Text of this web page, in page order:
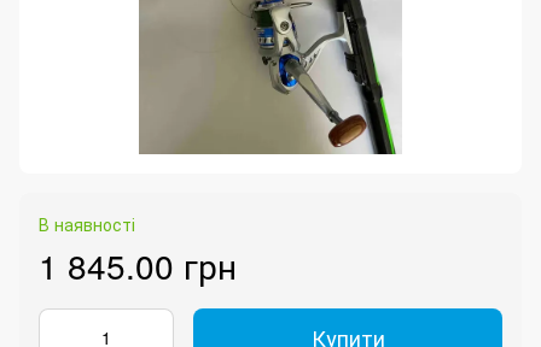
В наявності
1 845.00 грн
Купити